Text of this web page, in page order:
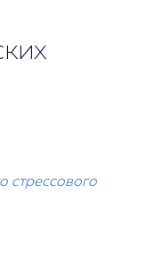
стрессового